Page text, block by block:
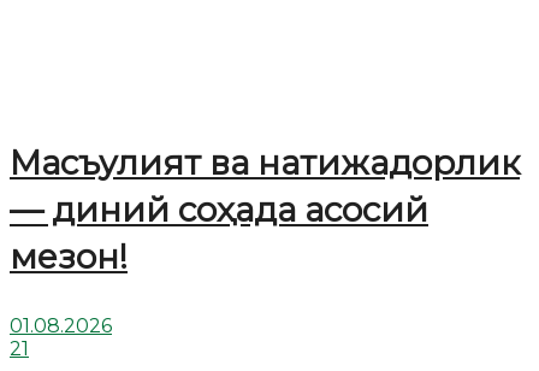
Масъулият ва натижадорлик
— диний соҳада асосий
мезон!
01.08.2026
21